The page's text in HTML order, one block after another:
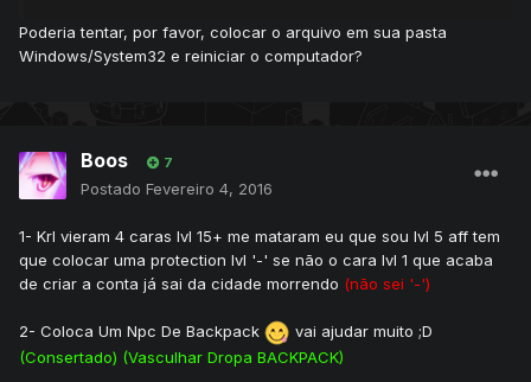
Poderia tentar, por favor, colocar o arquivo em sua pasta
Windows/System32 e reiniciar o computador?
Boos 7
Postado Fevereiro 4, 2016
1- Krl vieram 4 caras lvl 15+ me mataram eu que sou lvl 5 aff tem
que colocar uma protection lvl '-' se não o cara lvl 1 que acaba
de criar a conta já sai da cidade morrendo (não sei '-')
2- Coloca Um Npc De Backpack
vai ajudar muito ;D
(Consertado) (Vasculhar Dropa BACKPACK)